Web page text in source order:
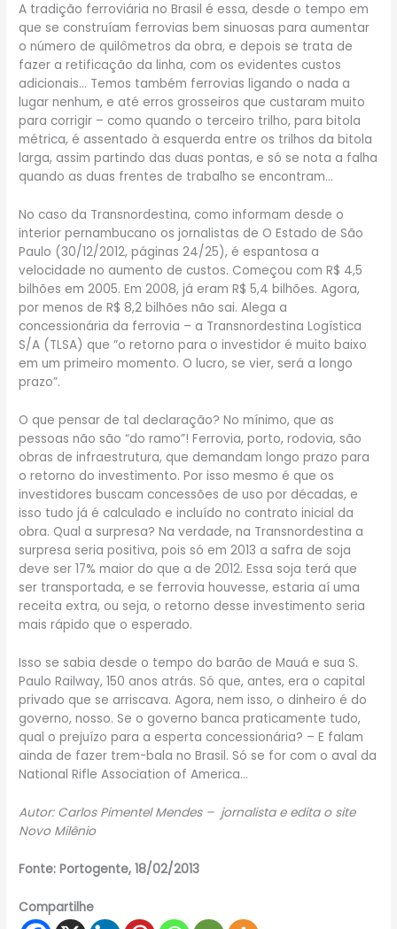
A tradição ferroviária no Brasil é essa, desde o tempo em
que se construíam ferrovias bem sinuosas para aumentar
o número de quilômetros da obra, e depois se trata de
fazer a retificação da linha, com os evidentes custos
adicionais… Temos também ferrovias ligando o nada a
lugar nenhum, e até erros grosseiros que custaram muito
para corrigir – como quando o terceiro trilho, para bitola
métrica, é assentado à esquerda entre os trilhos da bitola
larga, assim partindo das duas pontas, e só se nota a falha
quando as duas frentes de trabalho se encontram…
No caso da Transnordestina, como informam desde o
interior pernambucano os jornalistas de O Estado de São
Paulo (30/12/2012, páginas 24/25), é espantosa a
velocidade no aumento de custos. Começou com R$ 4,5
bilhões em 2005. Em 2008, já eram R$ 5,4 bilhões. Agora,
por menos de R$ 8,2 bilhões não sai. Alega a
concessionária da ferrovia – a Transnordestina Logística
S/A (TLSA) que “o retorno para o investidor é muito baixo
em um primeiro momento. O lucro, se vier, será a longo
prazo”.
O que pensar de tal declaração? No mínimo, que as
pessoas não são “do ramo”! Ferrovia, porto, rodovia, são
obras de infraestrutura, que demandam longo prazo para
o retorno do investimento. Por isso mesmo é que os
investidores buscam concessões de uso por décadas, e
isso tudo já é calculado e incluído no contrato inicial da
obra. Qual a surpresa? Na verdade, na Transnordestina a
surpresa seria positiva, pois só em 2013 a safra de soja
deve ser 17% maior do que a de 2012. Essa soja terá que
ser transportada, e se ferrovia houvesse, estaria aí uma
receita extra, ou seja, o retorno desse investimento seria
mais rápido que o esperado.
Isso se sabia desde o tempo do barão de Mauá e sua S.
Paulo Railway, 150 anos atrás. Só que, antes, era o capital
privado que se arriscava. Agora, nem isso, o dinheiro é do
governo, nosso. Se o governo banca praticamente tudo,
qual o prejuízo para a esperta concessionária? – E falam
ainda de fazer trem-bala no Brasil. Só se for com o aval da
National Rifle Association of America…
Autor: Carlos Pimentel Mendes – jornalista e edita o site
Novo Milênio
Fonte: Portogente,18/02/2013
Compartilhe